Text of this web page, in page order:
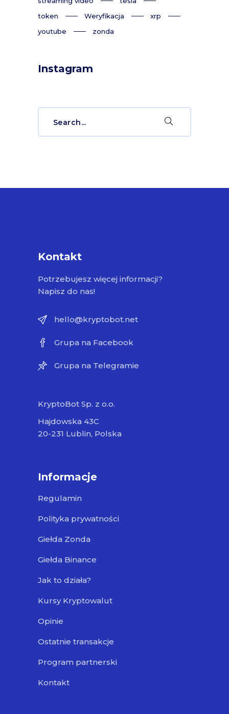
token
Weryfikacja
xrp
youtube
zonda
Instagram
Kontakt
Potrzebujesz więcej informacji?
Napisz do nas!
hello@kryptobot.net
Grupa na Facebook
Grupa na Telegramie
KryptoBot Sp. z o.o.
Hajdowska 43C
20-231 Lublin, Polska
Informacje
Regulamin
Polityka prywatności
Giełda Zonda
Giełda Binance
Jak to działa?
Kursy Kryptowalut
Opinie
Ostatnie transakcje
Program partnerski
Kontakt